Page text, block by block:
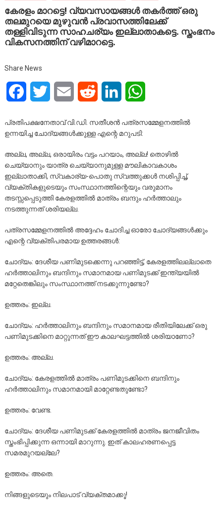
കേരളം മാറട്ടെ! വ്യവസായങ്ങൾ തകർത്ത് ഒരു
തലമുറയെ മുഴുവൻ പ്രവാസത്തിലേക്ക്
തള്ളിവിടുന്ന സാഹചര്യം ഇല്ലാതാകട്ടെ. സ്തംഭനം
വികസനത്തിന് വഴിമാറട്ടെ.
Share News
FacebookTwitter Email Reddit LinkedIn
പ്രതിപക്ഷനേതാവ് വി.ഡി. സതീശൻ പത്രസമ്മേളനത്തിൽ
ഉന്നയിച്ച ചോദ്യങ്ങൾക്കുള്ള എന്റെ മറുപടി:
അല്ല, അല്ല, ഒരായിരം വട്ടം പറയാം, അല്ല! തൊഴിൽ
ചെയ്യാനും യാത്ര ചെയ്യാനുമുള്ള മൗലികാവകാശം
ഇല്ലാതാക്കി, സ്വകാര്യ-പൊതു സ്വത്തുക്കൾ നശിപ്പിച്ച്,
വ്യക്തികളുടെയും സംസ്ഥാനത്തിന്റെയും വരുമാനം
തടസ്സപ്പെടുത്തി കേരളത്തിൽ മാത്രം ബന്ദും ഹർത്താലും
നടത്തുന്നത് ശരിയല്ല.
പത്രസമ്മേളനത്തിൽ അദ്ദേഹം ചോദിച്ച ഓരോ ചോദ്യങ്ങൾക്കും
എന്റെ വ്യക്തിപരമായ ഉത്തരങ്ങൾ:
ചോദ്യം: ദേശീയ പണിമുടക്കെന്നു പറഞ്ഞിട്ട്, കേരളത്തിലല്ലാതെ
ഹർത്താലിനും ബന്ദിനും സമാനമായ പണിമുടക്ക് ഇന്ത്യയിൽ
മറ്റേതെങ്കിലും സംസ്ഥാനത്ത് നടക്കുന്നുണ്ടോ?
ഉത്തരം: ഇല്ല.
ചോദ്യം: ഹർത്താലിനും ബന്ദിനും സമാനമായ രീതിയിലേക്ക് ഒരു
പണിമുടക്കിനെ മാറ്റുന്നത് ഈ കാലഘട്ടത്തിൽ ശരിയാണോ?
ഉത്തരം: അല്ല.
ചോദ്യം: കേരളത്തിൽ മാത്രം പണിമുടക്കിനെ ബന്ദിനും
ഹർത്താലിനും സമാനമായി മാറ്റേണ്ടതുണ്ടോ?
ഉത്തരം: വേണ്ട.
ചോദ്യം: ദേശീയ പണിമുടക്ക് കേരളത്തിൽ മാത്രം ജനജീവിതം
സ്തംഭിപ്പിക്കുന്ന ഒന്നായി മാറുന്നു. ഇത് കാലഹരണപ്പെട്ട
സമരമുറയല്ലേ?
ഉത്തരം: അതെ.
നിങ്ങളുടെയും നിലപാട് വ്യക്തമാക്കൂ!